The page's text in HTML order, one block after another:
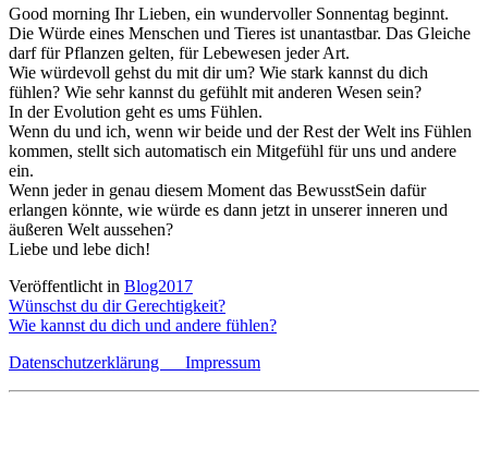
Good morning Ihr Lieben, ein wundervoller Sonnentag beginnt.
Die Würde eines Menschen und Tieres ist unantastbar. Das Gleiche
darf für Pflanzen gelten, für Lebewesen jeder Art.
Wie würdevoll gehst du mit dir um? Wie stark kannst du dich
fühlen? Wie sehr kannst du gefühlt mit anderen Wesen sein?
In der Evolution geht es ums Fühlen.
Wenn du und ich, wenn wir beide und der Rest der Welt ins Fühlen
kommen, stellt sich automatisch ein Mitgefühl für uns und andere
ein.
Wenn jeder in genau diesem Moment das BewusstSein dafür
erlangen könnte, wie würde es dann jetzt in unserer inneren und
äußeren Welt aussehen?
Liebe und lebe dich!
Veröffentlicht in Blog2017
Beitragsnavigation
Wünschst du dir Gerechtigkeit?
Wie kannst du dich und andere fühlen?
Datenschutzerklärung Impressum